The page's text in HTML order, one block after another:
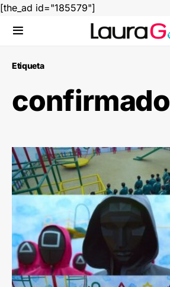
[the_ad id="185579"]
Etiqueta
confirmado